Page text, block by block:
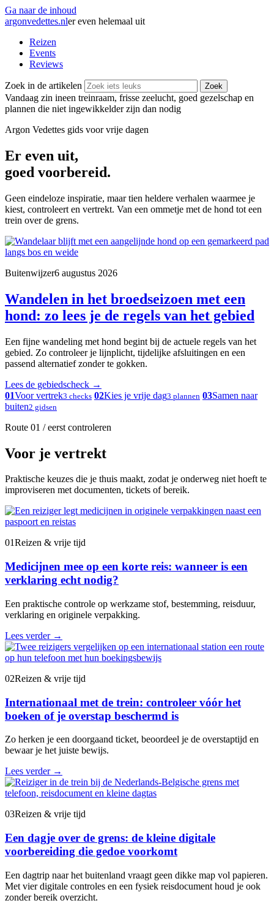
Ga naar de inhoud
argonvedettes.nler even helemaal uit
Reizen
Events
Reviews
Zoek in de artikelen Zoek
Vandaag zin ineen treinraam, frisse zeelucht, goed gezelschap en
plannen die niet ingewikkelder zijn dan nodig
Argon Vedettes gids voor vrije dagen
Er even uit,
goed voorbereid.
Geen eindeloze inspiratie, maar tien heldere verhalen waarmee je
kiest, controleert en vertrekt. Van een ommetje met de hond tot een
trein over de grens.
Buitenwijzer6 augustus 2026
Wandelen in het broedseizoen met een
hond: zo lees je de regels van het gebied
Een fijne wandeling met hond begint bij de actuele regels van het
gebied. Zo controleer je lijnplicht, tijdelijke afsluitingen en een
passend alternatief zonder te gokken.
Lees de gebiedscheck →
01Voor vertrek3 checks 02Kies je vrije dag3 plannen 03Samen naar
buiten2 gidsen
Route 01 / eerst controleren
Voor je vertrekt
Praktische keuzes die je thuis maakt, zodat je onderweg niet hoeft te
improviseren met documenten, tickets of bereik.
01Reizen & vrije tijd
Medicijnen mee op een korte reis: wanneer is een
verklaring echt nodig?
Een praktische controle op werkzame stof, bestemming, reisduur,
verklaring en originele verpakking.
Lees verder →
02Reizen & vrije tijd
Internationaal met de trein: controleer vóór het
boeken of je overstap beschermd is
Zo herken je een doorgaand ticket, beoordeel je de overstaptijd en
bewaar je het juiste bewijs.
Lees verder →
03Reizen & vrije tijd
Een dagje over de grens: de kleine digitale
voorbereiding die gedoe voorkomt
Een dagtrip naar het buitenland vraagt geen dikke map vol papieren.
Met vier digitale controles en een fysiek reisdocument houd je ook
zonder bereik overzicht.